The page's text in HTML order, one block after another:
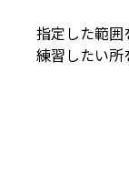
指定した範囲
練習したい所